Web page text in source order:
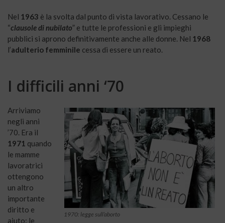
Nel 1963 è la svolta dal punto di vista lavorativo. Cessano le
“clausole di nubilato” e tutte le professioni e gli impieghi
pubblici si aprono definitivamente anche alle donne. Nel 1968
l’adulterio femminile cessa di essere un reato.
I difficili anni ‘70
1970: legge sull’aborto
Arriviamo
negli anni
’70. Era il
1971 quando
le mamme
lavoratrici
ottengono
un altro
importante
diritto e
aiuto: le